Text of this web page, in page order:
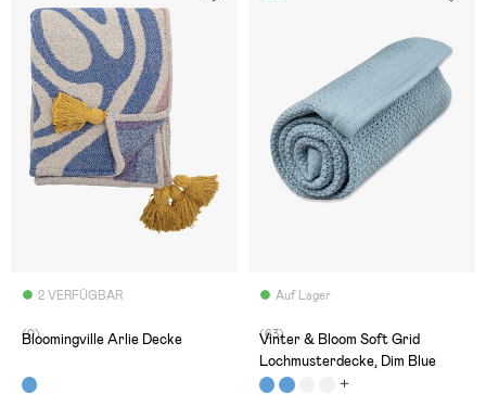
2 VERFÜGBAR
(0)
Bloomingville Arlie Decke
Auf Lager
(63)
Vinter & Bloom Soft Grid
Lochmusterdecke, Dim Blue